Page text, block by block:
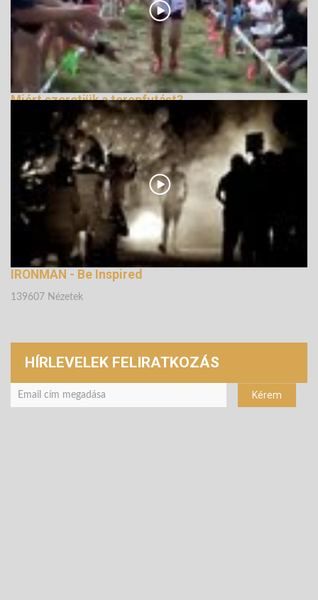
Miért szeretjük a terepfutást?
139258 Nézetek
IRONMAN - Be Inspired
139607 Nézetek
HÍRLEVELEK FELIRATKOZÁS